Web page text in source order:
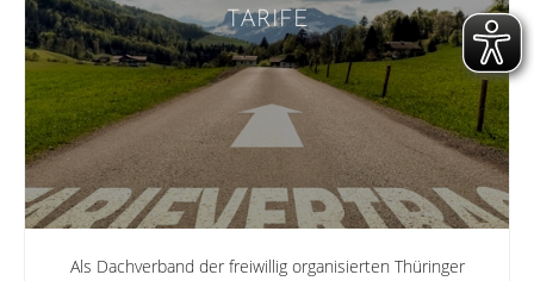
TARIFE
Als Dachverband der freiwillig organisierten Thüringer